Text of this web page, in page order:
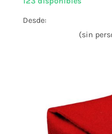
Desde:
(sin